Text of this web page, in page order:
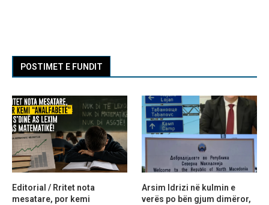
POSTIMET E FUNDIT
Editorial / Rritet nota
mesatare, por kemi
Arsim Idrizi në kulmin e
verës po bën gjum dimëror,